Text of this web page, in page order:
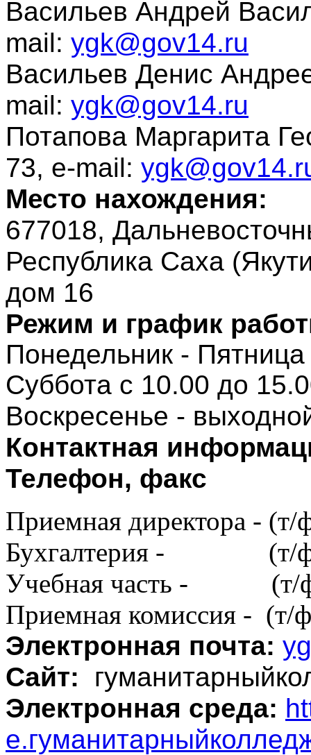
Васильев Андрей
mail: ygk@gov14.ru
Васильев Денис
mail: ygk@gov14.ru
Потапова Маргарита
73, e-mail:
Место нахождения:
677018,
Республика Саха
дом 16
Режим и график
Понедельник -
Суббота с 10.00 до
Воскресенье -
Контактная
Телефон, факс
Приемная директора -
Бухгалтерия - (т/ф)
Учебная часть - (т/ф)
Приемная комиссия - (т/
Электронная почта:
Сайт:
Электронная среда: